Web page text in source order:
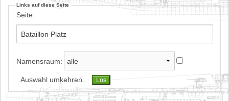
Links auf diese Seite
Seite:
Namensraum:
Auswahl umkehren